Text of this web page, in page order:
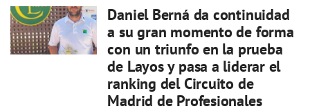
Daniel Berná da continuidad
a su gran momento de forma
con un triunfo en la prueba
de Layos y pasa a liderar el
ranking del Circuito de
Madrid de Profesionales